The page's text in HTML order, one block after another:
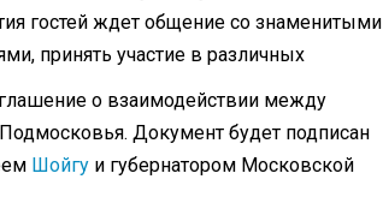
гостей ждет общение со знаменитыми
принять участие в различных
о взаимодействии между
Документ будет подписан
Шойгу и губернатором Московской